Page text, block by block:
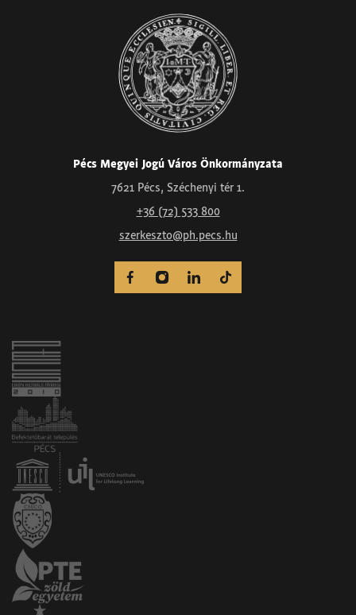
Pécs Megyei Jogú Város Önkormányzata
7621 Pécs, Széchenyi tér 1.
+36 (72) 533 800
szerkeszto@ph.pecs.hu